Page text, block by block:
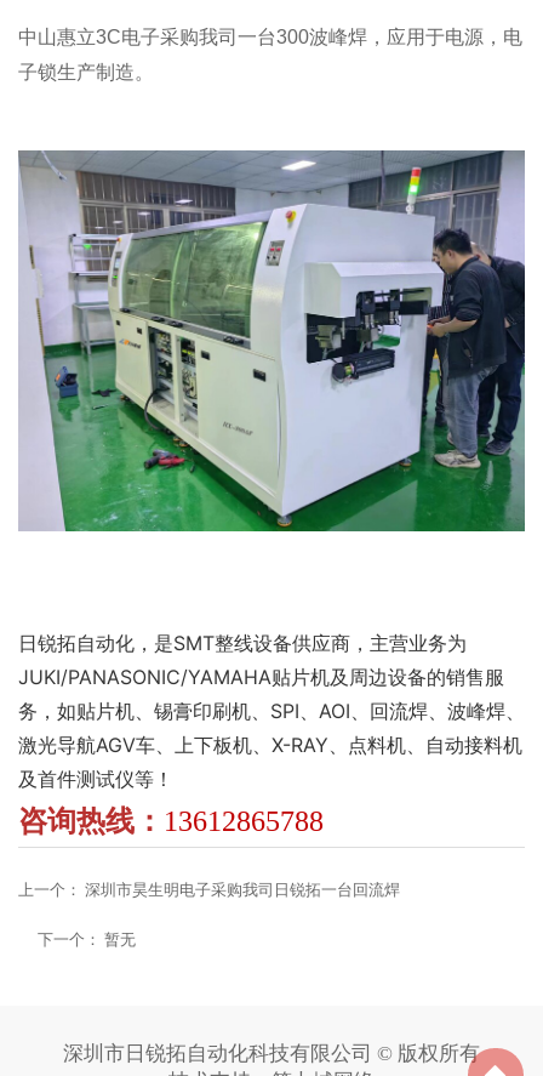
中山惠立3C电子采购我司一台300波峰焊 ，应用于电源，电
子锁生产制造。
日锐拓自动化，是SMT整线设备供应商，主营业务为
JUKI/PANASONIC/YAMAHA贴片机及周边设备的销售服
务，如贴片机、锡膏印刷机、SPI、AOI、回流焊、波峰焊、
激光导航AGV车、上下板机、X-RAY、点料机、自动接料机
及首件测试仪等！
咨询热线： 13612865788
上一个： 深圳市昊生明电子采购我司日锐拓一台回流焊
下一个： 暂无
深圳市日锐拓自动化科技有限公司 © 版权所有